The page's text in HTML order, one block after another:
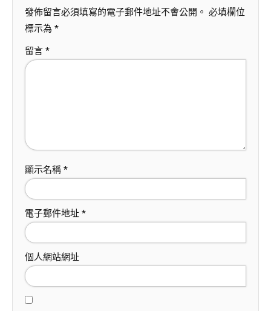
發佈留言必須填寫的電子郵件地址不會公開。 必填欄位
標示為 *
留言 *
顯示名稱 *
電子郵件地址 *
個人網站網址